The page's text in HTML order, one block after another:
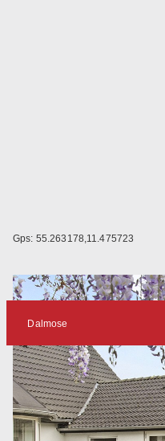
Gps: 55.263178,11.475723
Dalmose